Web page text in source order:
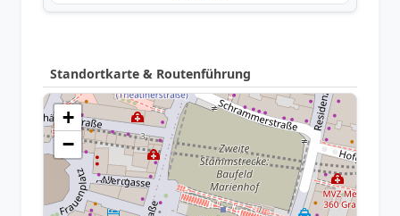
Standortkarte & Routenführung
+
−